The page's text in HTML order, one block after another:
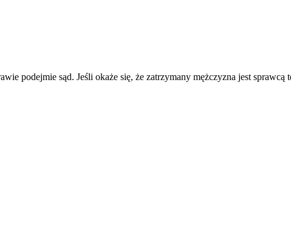
podejmie sąd. Jeśli okaże się, że zatrzymany mężczyzna jest sprawcą